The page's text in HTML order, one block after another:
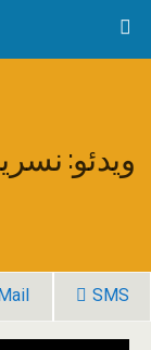
ویدئو:
SMS